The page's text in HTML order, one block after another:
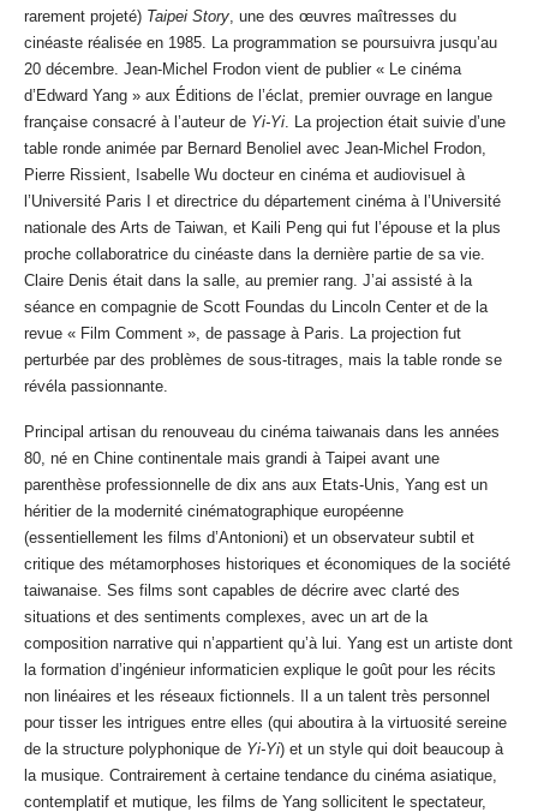
rarement projeté) Taipei Story , une des œuvres maîtresses du
cinéaste réalisée en 1985. La programmation se poursuivra jusqu’au
20 décembre. Jean-Michel Frodon vient de publier « Le cinéma
d’Edward Yang » aux Éditions de l’éclat, premier ouvrage en langue
française consacré à l’auteur de Yi-Yi . La projection était suivie d’une
table ronde animée par Bernard Benoliel avec Jean-Michel Frodon,
Pierre Rissient, Isabelle Wu docteur en cinéma et audiovisuel à
l’Université Paris I et directrice du département cinéma à l’Université
nationale des Arts de Taiwan, et Kaili Peng qui fut l’épouse et la plus
proche collaboratrice du cinéaste dans la dernière partie de sa vie.
Claire Denis était dans la salle, au premier rang. J’ai assisté à la
séance en compagnie de Scott Foundas du Lincoln Center et de la
revue « Film Comment », de passage à Paris. La projection fut
perturbée par des problèmes de sous-titrages, mais la table ronde se
révéla passionnante.
Principal artisan du renouveau du cinéma taiwanais dans les années
80, né en Chine continentale mais grandi à Taipei avant une
parenthèse professionnelle de dix ans aux Etats-Unis, Yang est un
héritier de la modernité cinématographique européenne
(essentiellement les films d’Antonioni) et un observateur subtil et
critique des métamorphoses historiques et économiques de la société
taiwanaise. Ses films sont capables de décrire avec clarté des
situations et des sentiments complexes, avec un art de la
composition narrative qui n’appartient qu’à lui. Yang est un artiste dont
la formation d’ingénieur informaticien explique le goût pour les récits
non linéaires et les réseaux fictionnels. Il a un talent très personnel
pour tisser les intrigues entre elles (qui aboutira à la virtuosité sereine
de la structure polyphonique de Yi-Yi) et un style qui doit beaucoup à
la musique. Contrairement à certaine tendance du cinéma asiatique,
contemplatif et mutique, les films de Yang sollicitent le spectateur,